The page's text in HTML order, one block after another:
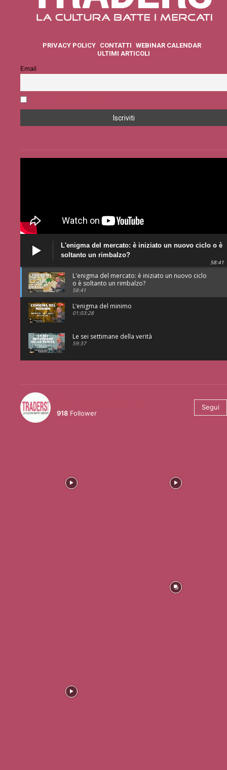
PRIVACY POLICY CONTATTI WEBINAR CALENDAR
ULTIMI ARTICOLI
Email
L'enigma del mercato: è iniziato un nuovo ciclo o è
soltanto un rimbalzo?
58:41
L'enigma del mercato: è iniziato un nuovo ciclo
o è soltanto un rimbalzo?
58:41
L’enigma del minimo
01:03:28
Le sei settimane della verità
59:37
918 Follower
Segui